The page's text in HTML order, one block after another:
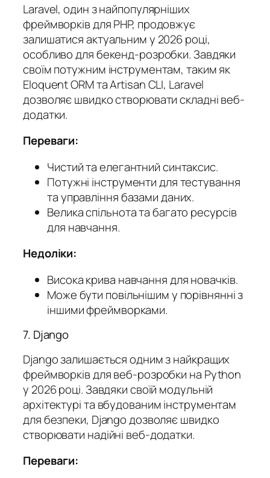
Laravel, один з найпопулярніших
фреймворків для PHP, продовжує
залишатися актуальним у 2026 році,
особливо для бекенд-розробки. Завдяки
своїм потужним інструментам, таким як
Eloquent ORM та Artisan CLI, Laravel
дозволяє швидко створювати складні веб-
додатки.
Переваги:
Чистий та елегантний синтаксис.
Потужні інструменти для тестування
та управління базами даних.
Велика спільнота та багато ресурсів
для навчання.
Недоліки:
Висока крива навчання для новачків.
Може бути повільнішим у порівнянні з
іншими фреймворками.
7. Django
Django залишається одним з найкращих
фреймворків для веб-розробки на Python
у 2026 році. Завдяки своїй модульній
архітектурі та вбудованим інструментам
для безпеки, Django дозволяє швидко
створювати надійні веб-додатки.
Переваги: